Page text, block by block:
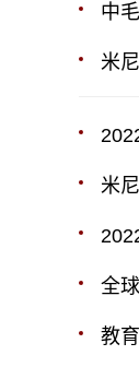
中
米
米
全
教